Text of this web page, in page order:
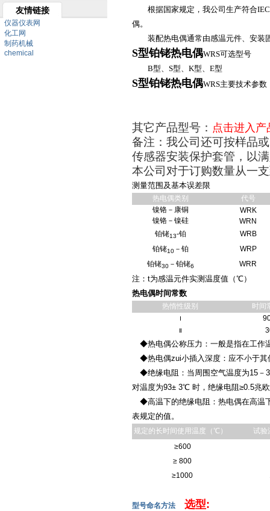
友情链接
仪器仪表网
化工网
制药机械
chemical
根据国家规定，我公司生产符合IEC
偶。
装配热电偶通常由感温元件、安装
S型铂铑热电偶WRS可选型号
B型、S型、K型、E型
S型铂铑热电偶WRS主要技术参数
其它产品型号： 点击进入产
备注：我公司还可按样品
传感器安装保护套管，以
本公司对于订购数量从一
测量范围及基本误差限
热电偶类别
代号
镍铬－康铜
WRK
镍铬－镍硅
WRN
铂铑13-铂
WRB
铂铑10 －铂
WRP
铂铑30 －铂铑6 WRR
注：t为感温元件实测温度值（℃）
热电偶时间常数
热惰性级别 时间
Ⅰ
Ⅱ
◆热电偶公称压力：一般是指在工作
◆热电偶zui小插入深度：应不小于其
◆绝缘电阻：当周围空气温度为15－
对温度为93± 3℃ 时，绝缘电阻≥0.5兆
◆高温下的绝缘电阻：热电偶在高温
表规定的值。
规定的长时间使用温度（℃）
试
≥600
≥ 800
≥1000
型号命名方法 选型: